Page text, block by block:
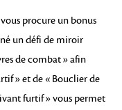
procure un bonus
un défi de miroir
de combat » afin
» et de « Bouclier de
furtif » vous permet